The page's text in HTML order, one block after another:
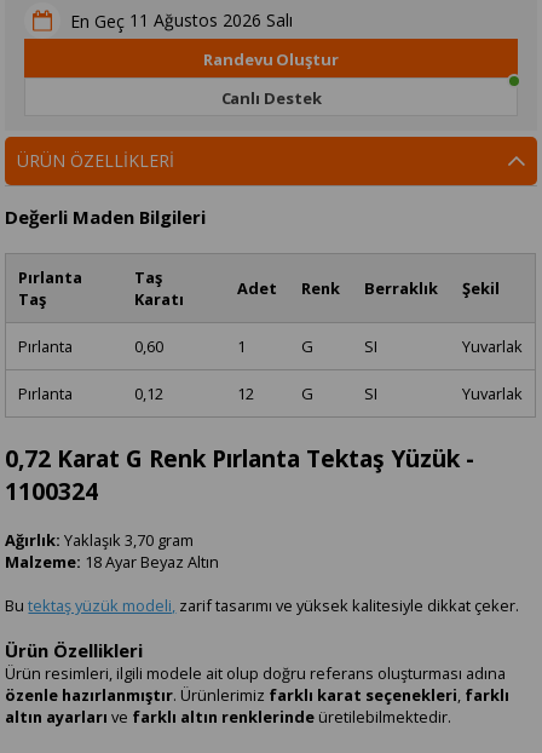
En Geç 11 Ağustos 2026 Salı
Randevu Oluştur
Canlı Destek
ÜRÜN ÖZELLIKLERI
Değerli Maden Bilgileri
Pırlanta
Taş
Taş
Karatı
Adet Renk Berraklık Şekil
Pırlanta 0,60 1 G SI Yuvarlak
Pırlanta 0,12 12 G SI Yuvarlak
0,72 Karat G Renk Pırlanta Tektaş Yüzük -
1100324
Ağırlık: Yaklaşık 3,70 gram
Malzeme: 18 Ayar Beyaz Altın
Butektaş yüzük modeli, zarif tasarımı ve yüksek kalitesiyle dikkat çeker.
Ürün Özellikleri
Ürün resimleri, ilgili modele ait olup doğru referans oluşturması adına
özenle hazırlanmıştır. Ürünlerimiz farklı karat seçenekleri, farklı
altın ayarları ve farklı altın renklerinde üretilebilmektedir.